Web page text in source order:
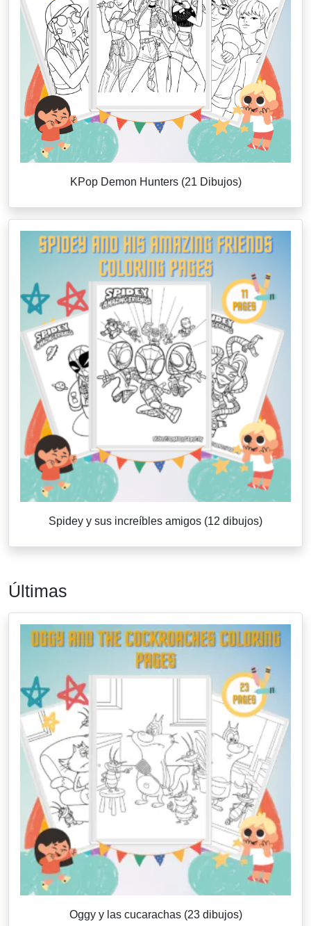
KPop Demon Hunters (21 Dibujos)
Spidey y sus increíbles amigos (12 dibujos)
Últimas
Oggy y las cucarachas (23 dibujos)